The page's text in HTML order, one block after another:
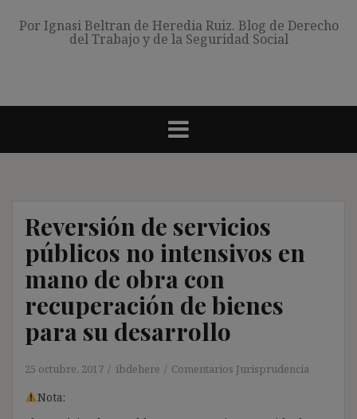
Por Ignasi Beltran de Heredia Ruiz. Blog de Derecho
del Trabajo y de la Seguridad Social
Reversión de servicios
públicos no intensivos en
mano de obra con
recuperación de bienes
para su desarrollo
25 octubre, 2017 ibdehere Comentarios Jurisprudencia
Nota: